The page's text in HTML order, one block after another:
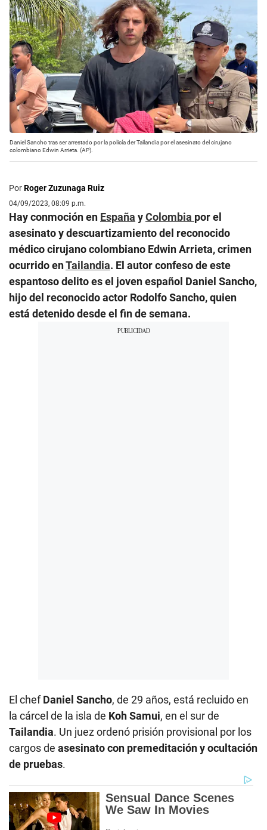
Daniel Sancho tras ser arrestado por la policía der Tailandia por el asesinato del cirujano
colombiano Edwin Arrieta. (AP).
PorRoger Zuzunaga Ruiz
04/09/2023, 08:09 p.m.
Hay conmoción en España yColombia por el
asesinato y descuartizamiento del reconocido
médico cirujano colombiano Edwin Arrieta, crimen
ocurrido enTailandia. El autor confeso de este
espantoso delito es el joven español Daniel Sancho,
hijo del reconocido actor Rodolfo Sancho, quien
está detenido desde el fin de semana.
El chefDaniel Sancho, de 29 años, está recluido en
la cárcel de la isla de Koh Samui, en el sur de
Tailandia. Un juez ordenó prisión provisional por los
cargos de asesinato con premeditación y ocultación
de pruebas.